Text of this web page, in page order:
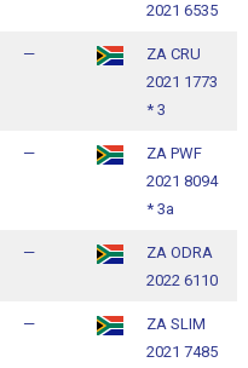
2021 6535
—
ZA CRU
2021 1773
* 3
—
ZA PWF
2021 8094
* 3a
—
ZA ODRA
2022 6110
—
ZA SLIM
2021 7485